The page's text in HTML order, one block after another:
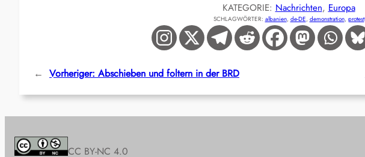
KATEGORIE: Nachrichten, Europa
SCHLAGWÖRTER: albanien, de-DE, demonstration, protest
← Vorheriger: Abschieben und foltern in der BRD
CC BY-NC 4.0